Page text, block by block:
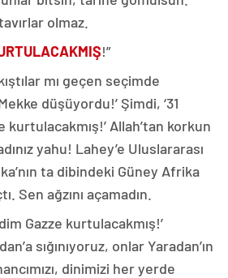
olmaz.
!”
mı geçen seçimde
düşüyordu!’ Şimdi, ‘31
kurtulacakmış!’ Allah’tan korkun
yahu! Lahey’e Uluslararası
ta dibindeki Güney Afrika
Sen ağzını açamadın.
Gazze kurtulacakmış!’
sığınıyoruz, onlar Yaradan’ın
dinimizi her yerde